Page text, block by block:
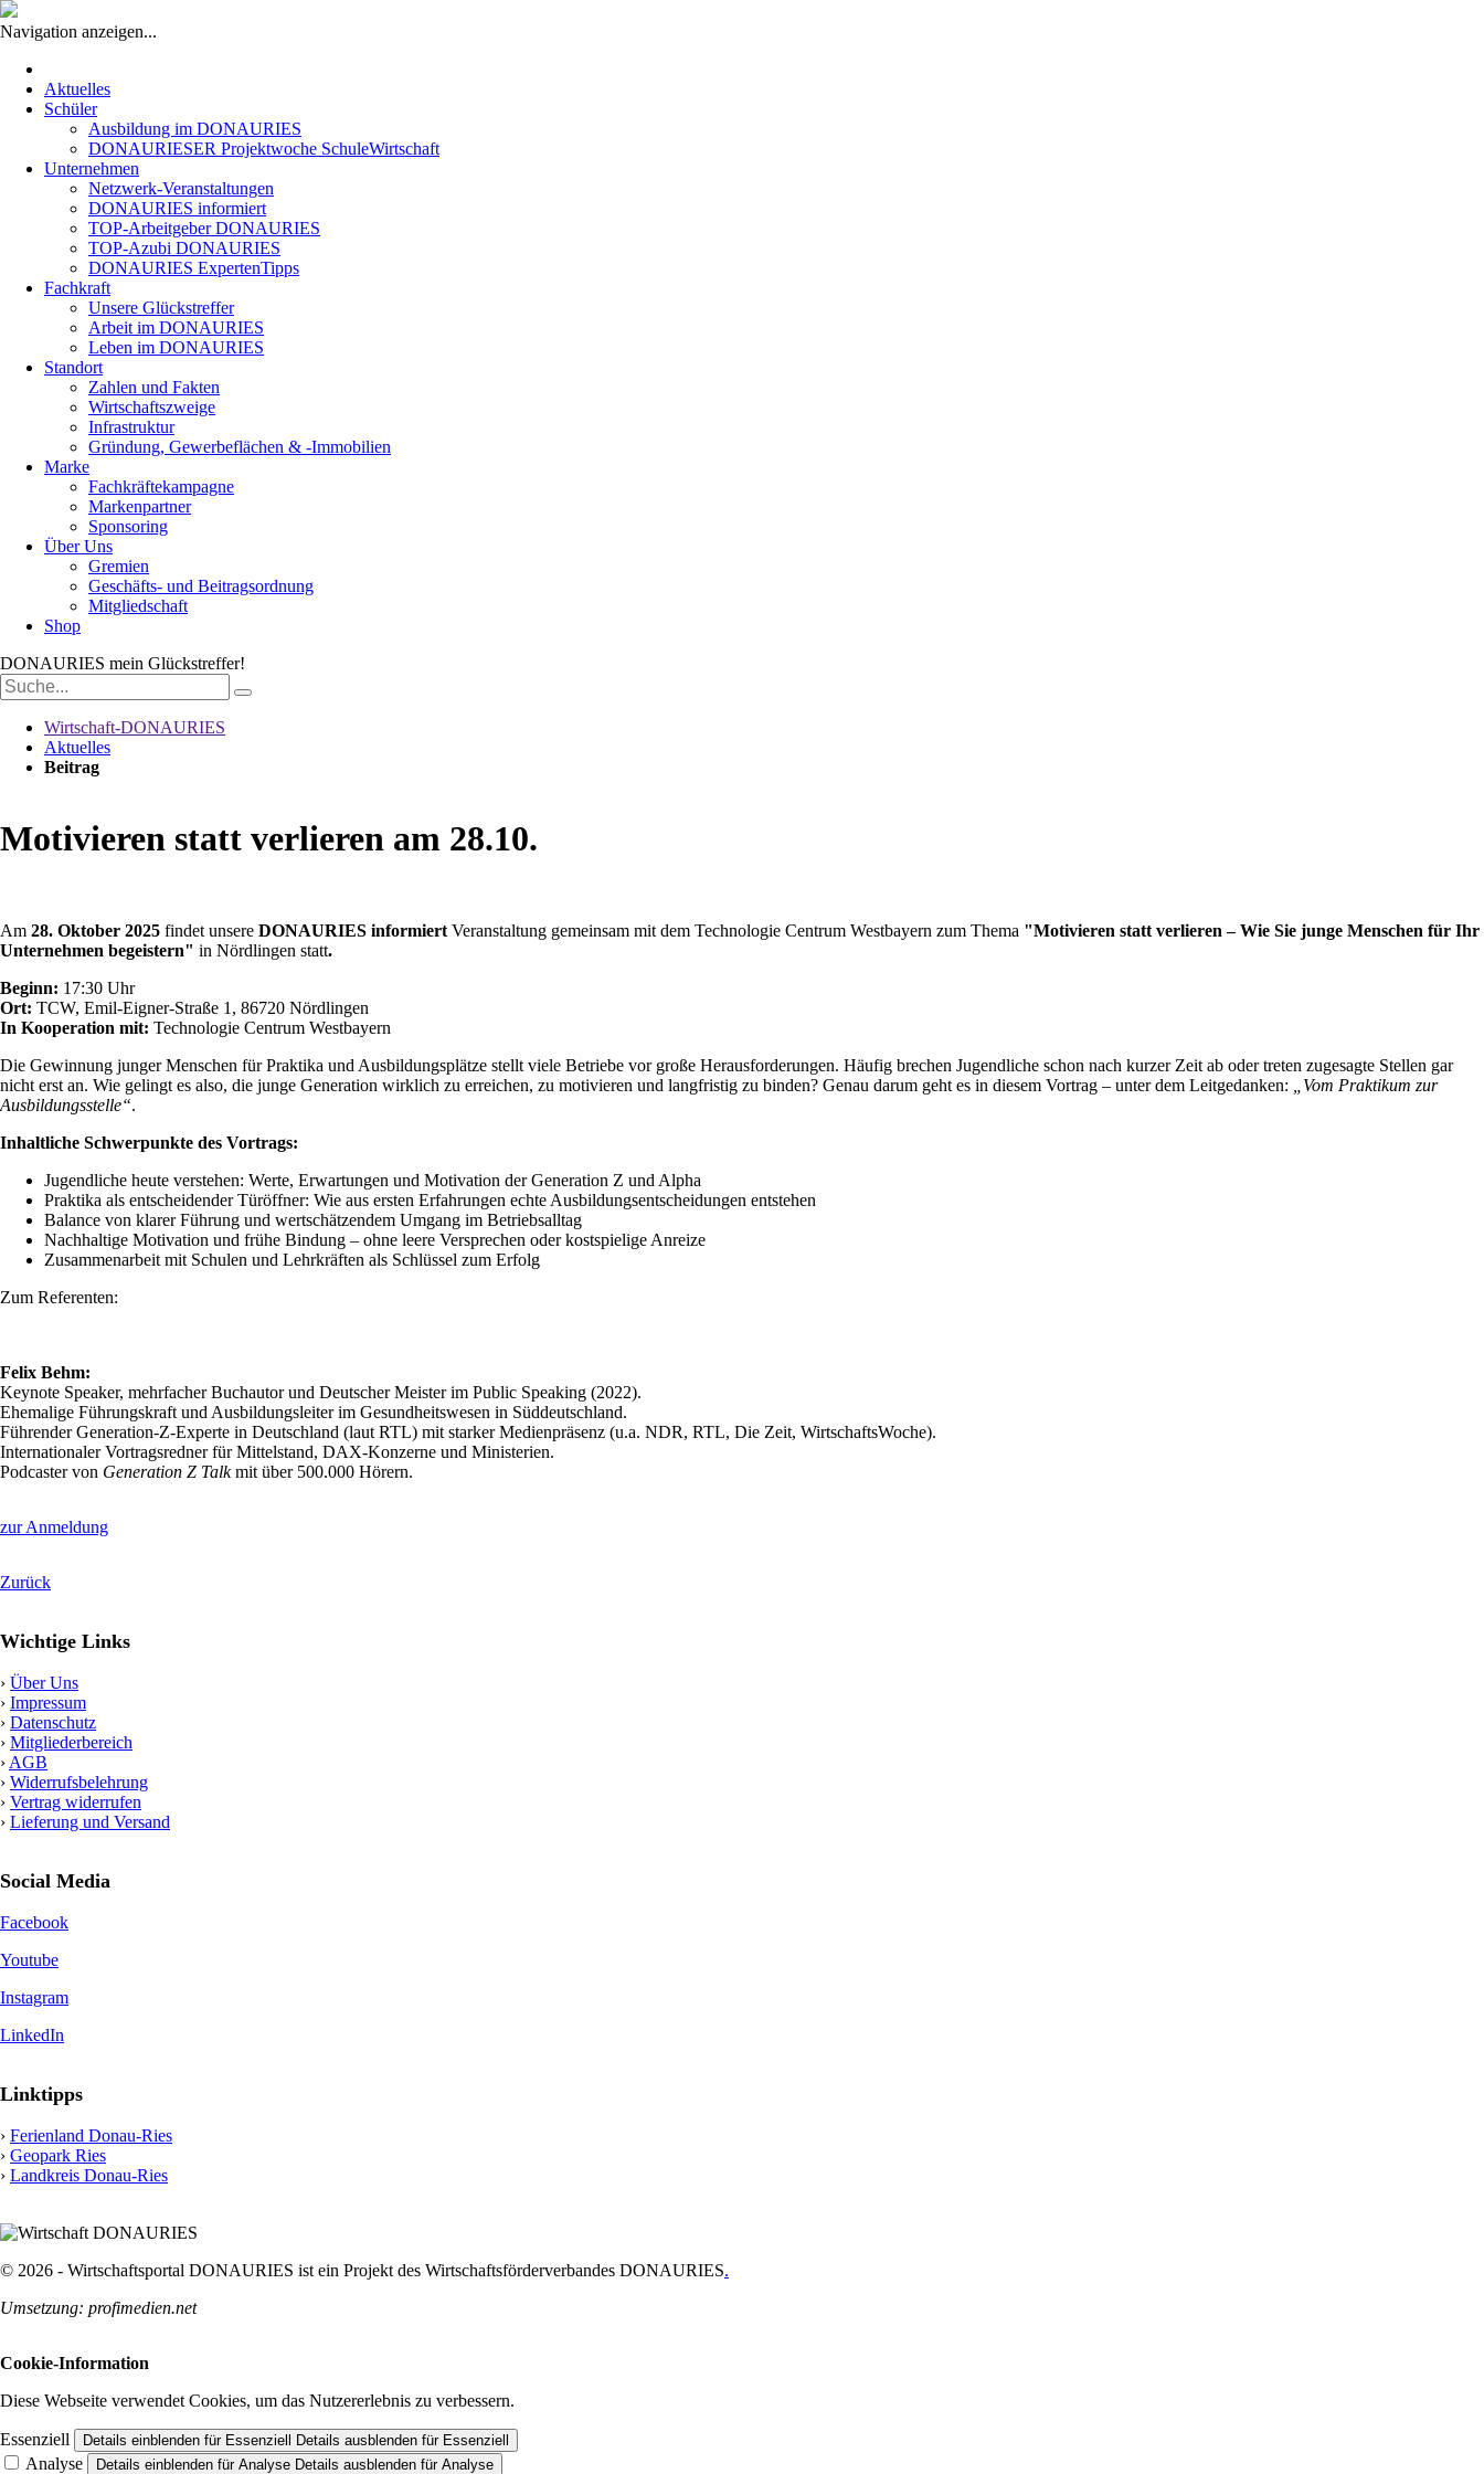
Navigation anzeigen...
überspringen
Aktuelles
Schüler
Ausbildung im DONAURIES
DONAURIESER Projektwoche SchuleWirtschaft
Unternehmen
Netzwerk-Veranstaltungen
DONAURIES informiert
TOP-Arbeitgeber DONAURIES
TOP-Azubi DONAURIES
DONAURIES ExpertenTipps
Fachkraft
Unsere Glückstreffer
Arbeit im DONAURIES
Leben im DONAURIES
Standort
Zahlen und Fakten
Wirtschaftszweige
Infrastruktur
Gründung, Gewerbeflächen & -Immobilien
Marke
Fachkräftekampagne
Markenpartner
Sponsoring
Über Uns
Gremien
Geschäfts- und Beitragsordnung
Mitgliedschaft
Shop
DONAURIES mein Glückstreffer!
Suchbegriffe
Wirtschaft-DONAURIES
Aktuelles
Beitrag
Motivieren statt verlieren am 28.10.
Am 28. Oktober 2025 findet unsere DONAURIES informiert Veranstaltung gemeinsam mit dem Technologie Centrum Westbayern zum Thema "Motivieren statt verlieren – Wie Sie junge Menschen für Ihr
Unternehmen begeistern" in Nördlingen statt.
Beginn: 17:30 Uhr
Ort: TCW, Emil-Eigner-Straße 1, 86720 Nördlingen
In Kooperation mit: Technologie Centrum Westbayern
Die Gewinnung junger Menschen für Praktika und Ausbildungsplätze stellt viele Betriebe vor große Herausforderungen. Häufig brechen Jugendliche schon nach kurzer Zeit ab oder treten zugesagte Stellen gar
nicht erst an. Wie gelingt es also, die junge Generation wirklich zu erreichen, zu motivieren und langfristig zu binden? Genau darum geht es in diesem Vortrag – unter dem Leitgedanken:
„Vom Praktikum zur
Ausbildungsstelle“.
Inhaltliche Schwerpunkte des Vortrags:
Jugendliche heute verstehen: Werte, Erwartungen und Motivation der Generation Z und Alpha
Praktika als entscheidender Türöffner: Wie aus ersten Erfahrungen echte Ausbildungsentscheidungen entstehen
Balance von klarer Führung und wertschätzendem Umgang im Betriebsalltag
Nachhaltige Motivation und frühe Bindung – ohne leere Versprechen oder kostspielige Anreize
Zusammenarbeit mit Schulen und Lehrkräften als Schlüssel zum Erfolg
Zum Referenten:
Felix Behm:
Keynote Speaker, mehrfacher Buchautor und Deutscher Meister im Public Speaking (2022).
Ehemalige Führungskraft und Ausbildungsleiter im Gesundheitswesen in Süddeutschland.
Führender Generation-Z-Experte in Deutschland (laut RTL) mit starker Medienpräsenz (u.a. NDR, RTL, Die Zeit, WirtschaftsWoche).
Internationaler Vortragsredner für Mittelstand, DAX-Konzerne und Ministerien.
Podcaster von Generation Z Talkmit über 500.000 Hörern.
zur Anmeldung
Zurück
Wichtige Links
› Über Uns
› Impressum
› Datenschutz
› Mitgliederbereich
› AGB
› Widerrufsbelehrung
› Vertrag widerrufen
› Lieferung und Versand
Social Media
Facebook
Youtube
Instagram
LinkedIn
Linktipps
› Ferienland Donau-Ries
› Geopark Ries
› Landkreis Donau-Ries
© 2026 - Wirtschaftsportal DONAURIES ist ein Projekt des Wirtschaftsförderverbandes DONAURIES.
Umsetzung: profimedien.net
Cookie-Information
Diese Webseite verwendet Cookies, um das Nutzererlebnis zu verbessern.
Essenziell Details einblenden für Essenziell Details ausblenden für Essenziell
Analyse Details einblenden für Analyse Details ausblenden für Analyse